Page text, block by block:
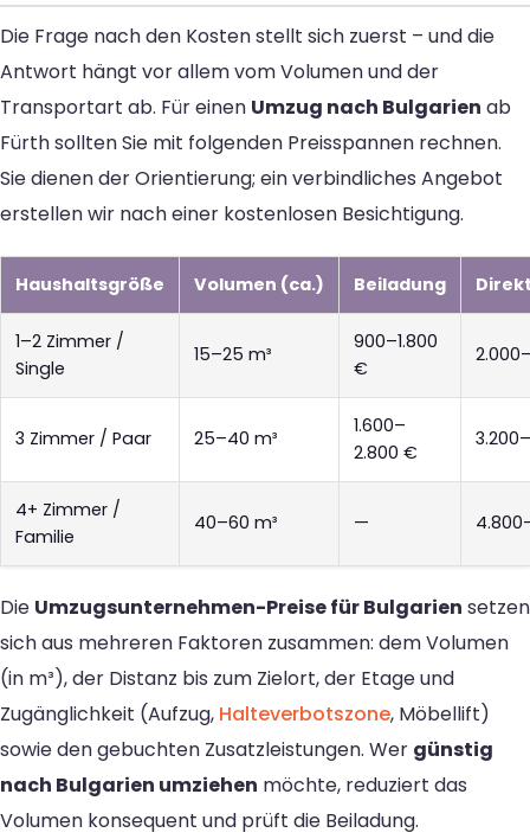
Die Frage nach den Kosten stellt sich zuerst – und die
Antwort hängt vor allem vom Volumen und der
Transportart ab. Für einen Umzug nach Bulgarien ab
Fürth sollten Sie mit folgenden Preisspannen rechnen.
Sie dienen der Orientierung; ein verbindliches Angebot
erstellen wir nach einer kostenlosen Besichtigung.
Haushaltsgröße Volumen (ca.) Beiladung
1–2 Zimmer /
Single
15–25 m³
900–1.800
€
3 Zimmer / Paar 25–40 m³
1.600–
2.800 €
4+ Zimmer /
Familie
40–60 m³ —
Die Umzugsunternehmen-Preise für Bulgarien setzen
sich aus mehreren Faktoren zusammen: dem Volumen
(in m³), der Distanz bis zum Zielort, der Etage und
Zugänglichkeit (Aufzug, Halteverbotszone, Möbellift)
sowie den gebuchten Zusatzleistungen. Wer günstig
nach Bulgarien umziehen möchte, reduziert das
Volumen konsequent und prüft die Beiladung.